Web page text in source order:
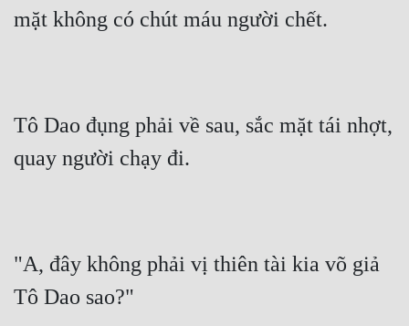
mặt không có chút máu người chết.
Tô Dao đụng phải về sau, sắc mặt tái nhợt,
quay người chạy đi.
"A, đây không phải vị thiên tài kia võ giả
Tô Dao sao?"